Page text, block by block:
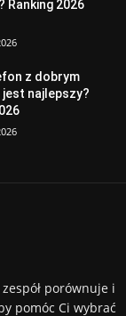
Ranking 2026
z dobrym
najlepszy?
porównuje i
pomóc Ci wybrać